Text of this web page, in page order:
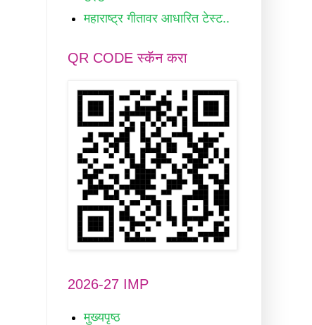
महाराष्ट्र गीतावर आधारित टेस्ट..
QR CODE स्कॅन करा
2026-27 IMP
मुख्यपृष्ठ